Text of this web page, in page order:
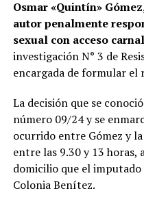
Osmar «Quintín»
autor penalmente
sexual con acceso
investigación N° 3 de
encargada de formular el
La decisión que se
número 09/24 y se
ocurrido entre Gómez y
entre las 9.30 y 13
domicilio que el
Colonia Benítez.